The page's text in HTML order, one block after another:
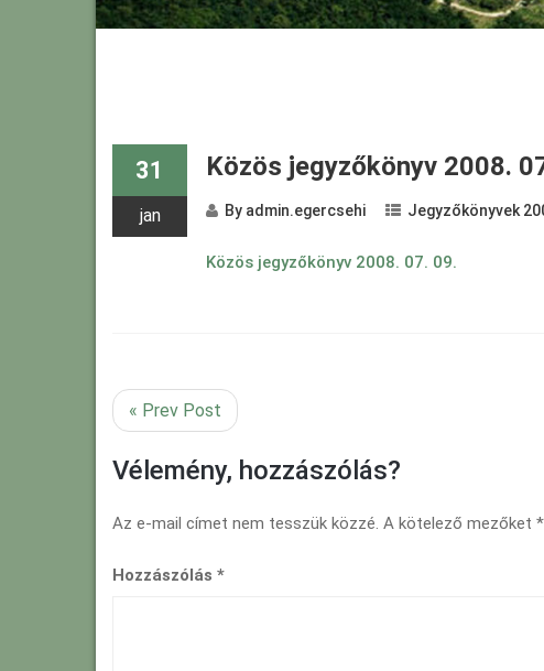
31
jan
Közös jegyzőkönyv 2008.
By admin.egercsehi Jegyzőkönyvek
Közös jegyzőkönyv 2008. 07. 09.
« Prev Post
Vélemény, hozzászólás?
Az e-mail címet nem tesszük közzé. A kötelező mezőket *
Hozzászólás *